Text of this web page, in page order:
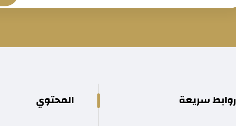
روابط سريعة المحتوي